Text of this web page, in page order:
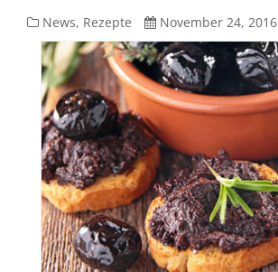
Linsen-
Olivenaufstrich
News, Rezepte November 24, 2016